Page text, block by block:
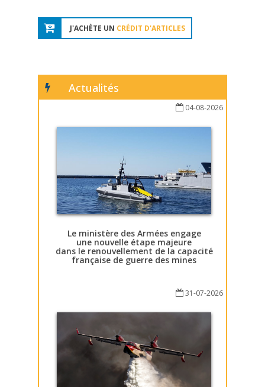
J'ACHÈTE UN CRÉDIT D'ARTICLES
Actualités
04-08-2026
Le ministère des Armées engage
une nouvelle étape majeure
dans le renouvellement de la capacité
française de guerre des mines
31-07-2026